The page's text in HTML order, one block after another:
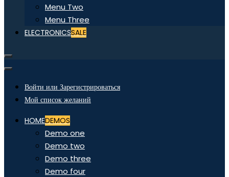
Menu Two
Menu Three
ELECTRONICSSALE
Войти или Зарегистрироваться
Мой список желаний
HOMEDEMOS
Demo one
Demo two
Demo three
Demo four